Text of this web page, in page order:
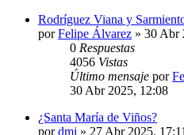
Rodríguez Viana y
porFelipe Álvarez » 30 Abr
0 Respuestas
4056 Vistas
Último mensaje por
30 Abr 2025, 12:08
¿Santa María de Viños?
pordmj » 27 Abr 2025, 17:11